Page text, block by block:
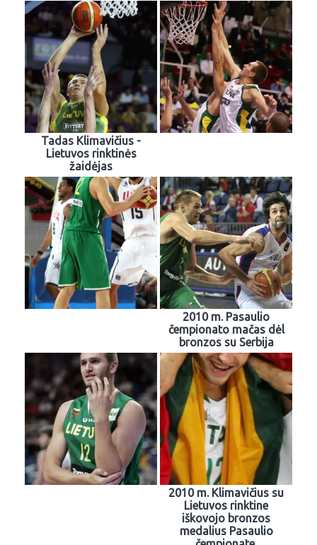
Tadas Klimavičius -
Lietuvos rinktinės
žaidėjas
2010 m. Pasaulio
čempionato mačas dėl
bronzos su Serbija
2010 m. Klimavičius su
Lietuvos rinktine
iškovojo bronzos
medalius Pasaulio